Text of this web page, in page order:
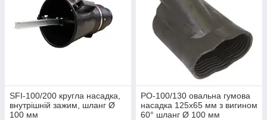
Ø mm Ø mm Ø mm Ø mm Ø mm
Ø150 Ø150
SFI-100/200 кругла насадка,
внутрішній зажим, шланг Ø
100 мм
PO-100/130 овальна гумова
насадка 125х65 мм з вигином
60° шланг Ø 100 мм